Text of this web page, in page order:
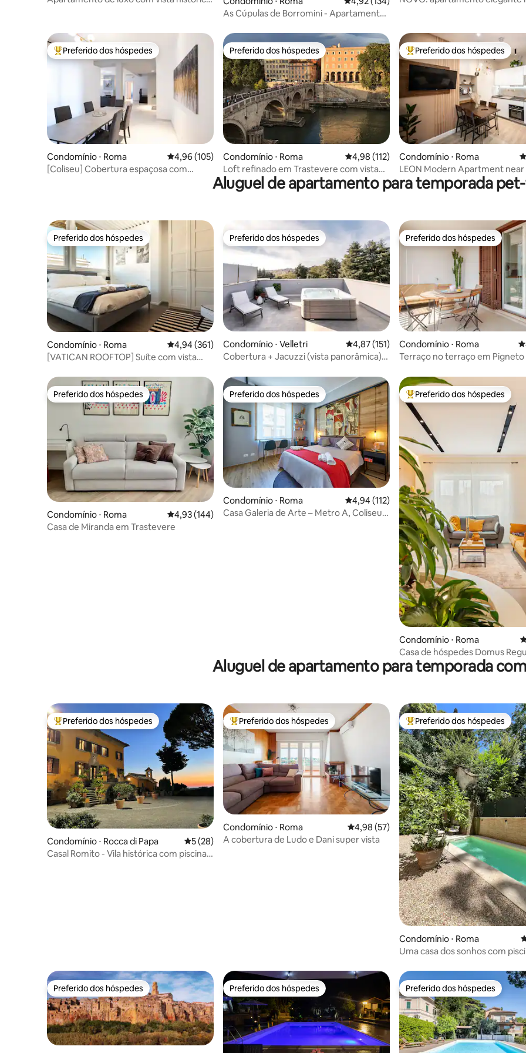
As Cúpulas de Borromini - Apartamento
Entre os melhores preferidos dos hóspedes
Preferido dos hóspedes
Condomínio ⋅ Roma 4,96 de uma avaliação média de 5, 105 avaliações
4,96 (105)
[Coliseu] Cobertura espaçosa com
Preferido dos hóspedes
Preferido dos hóspedes
Condomínio ⋅ Roma 4,98 de uma avaliação média de 5, 112
4,98 (112)
Loft refinado em Trastevere com vista
espetacular
Entre os melhores preferidos
Preferido dos hóspedes
Condomínio ⋅ Roma
LEON Modern Apartment near
Ground Floor
Aluguel de apartamento para temporada
Preferido dos hóspedes
Preferido dos hóspedes
Condomínio ⋅ Roma 4,94 de uma avaliação média de 5, 361 avaliações
4,94 (361)
[VATICAN ROOFTOP] Suíte com vista
Preferido dos hóspedes
Preferido dos hóspedes
Condomínio ⋅ Velletri 4,87 de uma avaliação média de 5, 151
4,87 (151)
Cobertura + Jacuzzi (vista panorâmica)
Preferido dos hóspedes
Preferido dos hóspedes
Condomínio ⋅ Roma
Terraço no terraço em
Preferido dos hóspedes
Preferido dos hóspedes
Condomínio ⋅ Roma 4,93 de uma avaliação média de 5, 144 avaliações
4,93 (144)
Casa de Miranda em Trastevere
Preferido dos hóspedes
Preferido dos hóspedes
Condomínio ⋅ Roma 4,94 de uma avaliação média de 5, 112
4,94 (112)
Casa Galeria de Arte – Metro A, Coliseu,
Entre os melhores preferidos
Preferido dos hóspedes
Condomínio ⋅ Roma
Casa de hóspedes Domus
Aluguel de apartamento para temporada
Entre os melhores preferidos dos hóspedes
Preferido dos hóspedes
Condomínio ⋅ Rocca di Papa 5 de uma avaliação média de 5, 28 avaliações
5 (28)
Casal Romito - Vila histórica com piscina e
Entre os melhores preferidos dos hóspedes
Preferido dos hóspedes
Condomínio ⋅ Roma 4,98 de uma avaliação média de 5, 57
4,98 (57)
A cobertura de Ludo e Dani super vista
Entre os melhores preferidos
Preferido dos hóspedes
Condomínio ⋅ Roma
Uma casa dos sonhos com
Preferido dos hóspedes
Preferido dos hóspedes Preferido dos hóspedes
Preferido dos hóspedes Preferido dos hóspedes
Preferido dos hóspedes